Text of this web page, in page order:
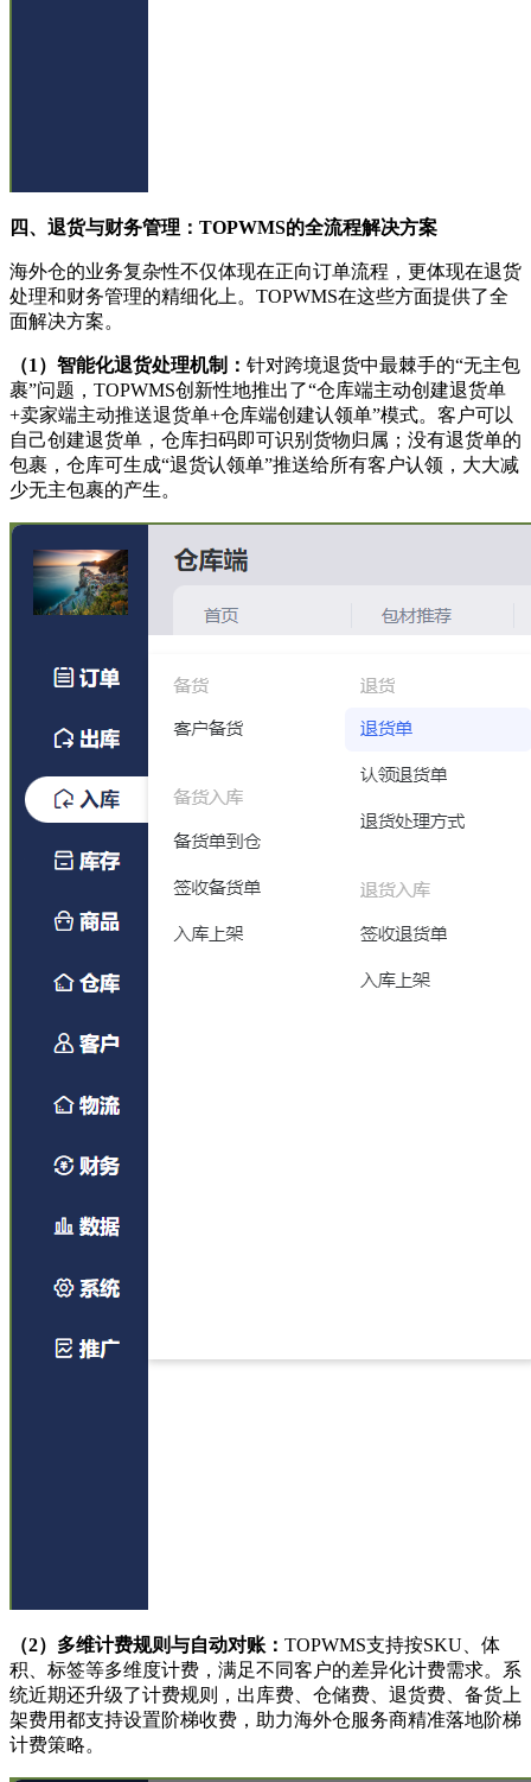
四、 退货与财务管理： TOPWMS的全流程解决方案
海外仓的业务复杂性不仅体现在正向订单流程，更体现在退货
处理和财务管理的精细化上。 TOPWMS在这些方面提供了全
面解决方案。
（1） 智能化退货处理机制： 针对跨境退货中最棘手的“无主包
裹”问题，TOPWMS创新性地推出了“仓库端主动创建退货单
+卖家端主动推送退货单+仓库端创建认领单”模式。客户可以
自己创建退货单，仓库扫码即可识别货物归属；没有退货单的
包裹，仓库可生成“退货认领单”推送给所有客户认领，大大减
少无主包裹的产生。
（2） 多维计费规则与自动对账： TOPWMS支持按SKU、体
积、标签等多维度计费，满足不同客户的差异化计费需求。系
统近期还升级了计费规则，出库费、仓储费、退货费、备货上
架费用都支持设置阶梯收费，助力海外仓服务商精准落地阶梯
计费策略。